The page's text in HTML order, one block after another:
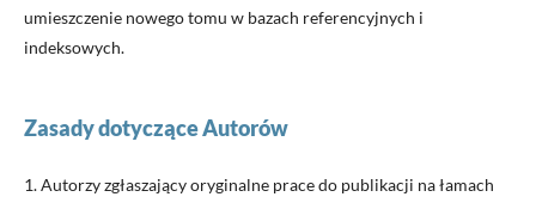
umieszczenie nowego tomu w bazach referencyjnych i
indeksowych.
Zasady dotyczące Autorów
1. Autorzy zgłaszający oryginalne prace do publikacji na łamach